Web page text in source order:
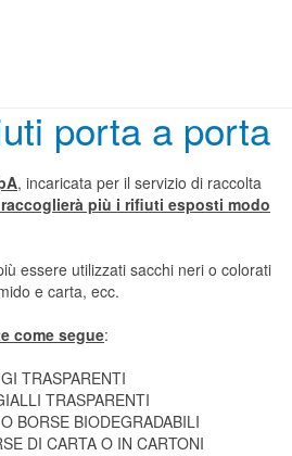
porta a porta
, incaricata per il servizio di raccolta
più i rifiuti esposti modo
essere utilizzati sacchi neri o colorati
e carta, ecc.
come segue:
TRASPARENTI
TRASPARENTI
BORSE BIODEGRADABILI
DI CARTA O IN CARTONI